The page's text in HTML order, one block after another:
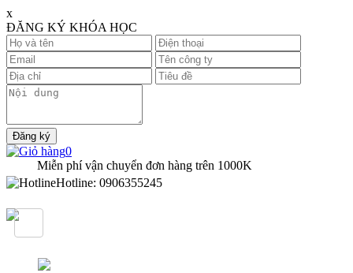
x
ĐĂNG KÝ KHÓA HỌC
0
Miễn phí vận chuyển đơn hàng trên1000K
Hotline: 0906355245